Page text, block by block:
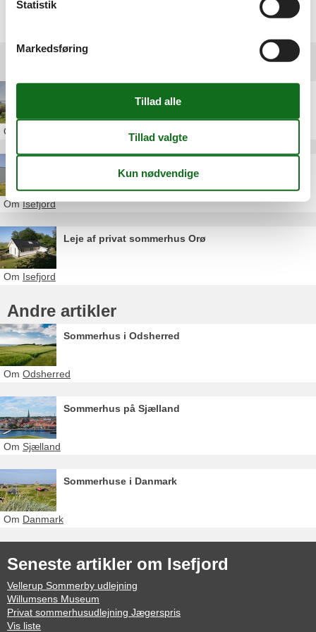
Vælg mellem 25 sommerhuse
Om
OmIsefjord
Leje af privat sommerhus Orø
Om Isefjord
Andre artikler
Sommerhus i Odsherred
Om Odsherred
Sommerhus på Sjælland
Om Sjælland
Sommerhuse i Danmark
Om Danmark
Seneste artikler om Isefjord
Vellerup Sommerby udlejning
Willumsens Museum
Privat sommerhusudlejning Jægerspris
Vis liste
Statistik
Markedsføring